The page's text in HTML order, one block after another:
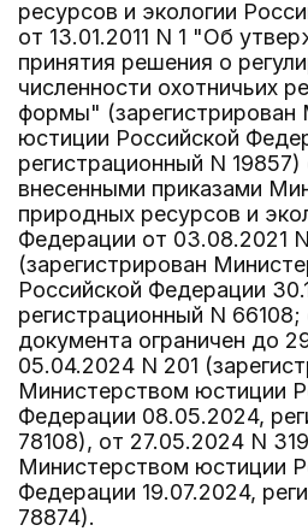
ресурсов и экологии
от 13.01.2011 N 1 "Об
принятия решения о
численности охотничьих
формы" (зарегистрирован
юстиции Российской
регистрационный N
внесенными приказами
природных ресурсов и
Федерации от 03.08.2021
(зарегистрирован
Российской Федерации
регистрационный N 66108;
документа ограничен до
05.04.2024 N 201
Министерством юстиции
Федерации 08.05.2024,
78108), от 27.05.2024 N
Министерством юстиции
Федерации 19.07.2024,
78874).